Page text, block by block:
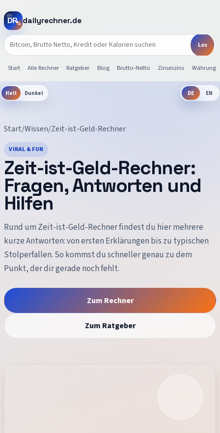
dailyrechner.de
Start Alle Rechner Ratgeber Blog Brutto-Netto Zinseszins
Hell Dunkel DE EN
Start/Wissen/Zeit-ist-Geld-Rechner
VIRAL & FUN
Zeit-ist-Geld-Rechner:
Fragen, Antworten und
Hilfen
Rund um Zeit-ist-Geld-Rechnerfindest du hier mehrere
kurze Antworten: von ersten Erklärungen bis zu typischen
Stolperfallen. So kommst du schneller genau zu dem
Punkt, der dir gerade noch fehlt.
Zum Rechner
Zum Ratgeber